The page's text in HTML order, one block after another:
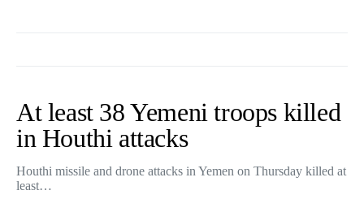
At least 38 Yemeni troops killed
in Houthi attacks
Houthi missile and drone attacks in Yemen on Thursday killed at
least…